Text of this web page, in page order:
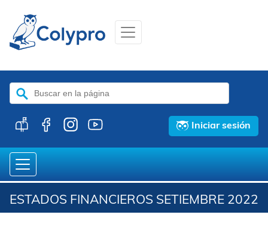
Buscar:
Iniciar sesión
ESTADOS FINANCIEROS SETIEMBRE 2022